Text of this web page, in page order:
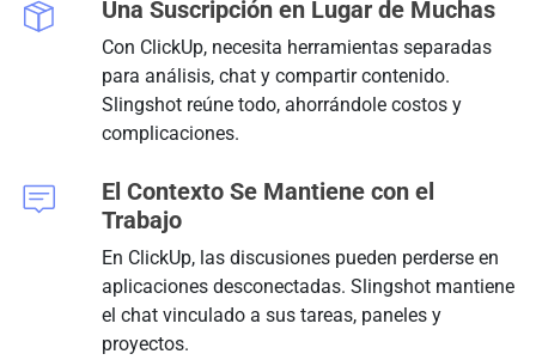
Una Suscripción en Lugar de Muchas
Con ClickUp, necesita herramientas separadas
para análisis, chat y compartir contenido.
Slingshot reúne todo, ahorrándole costos y
complicaciones.
El Contexto Se Mantiene con el
Trabajo
En ClickUp, las discusiones pueden perderse en
aplicaciones desconectadas. Slingshot mantiene
el chat vinculado a sus tareas, paneles y
proyectos.